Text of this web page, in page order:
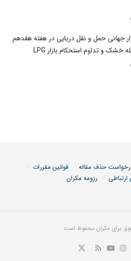
جهانی حمل و نقل دریایی در هفته هفدهم
حذف مقاله
قوانین مقررات
ارتباطی
رزومه مکران
برای مکران محفوظ است